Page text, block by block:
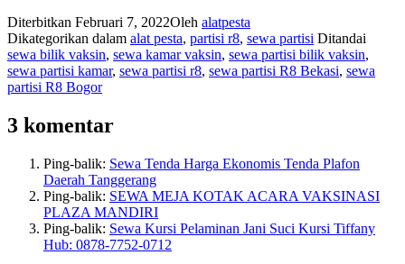
Diterbitkan Februari 7, 2022Oleh alatpesta
Dikategorikan dalam alat pesta, partisi r8, sewa partisi Ditandai
sewa bilik vaksin, sewa kamar vaksin, sewa partisi bilik vaksin,
sewa partisi kamar, sewa partisi r8, sewa partisi R8 Bekasi, sewa
partisi R8 Bogor
3 komentar
Ping-balik: Sewa Tenda Harga Ekonomis Tenda Plafon
Daerah Tanggerang
Ping-balik: SEWA MEJA KOTAK ACARA VAKSINASI
PLAZA MANDIRI
Ping-balik: Sewa Kursi Pelaminan Jani Suci Kursi Tiffany
Hub: 0878-7752-0712